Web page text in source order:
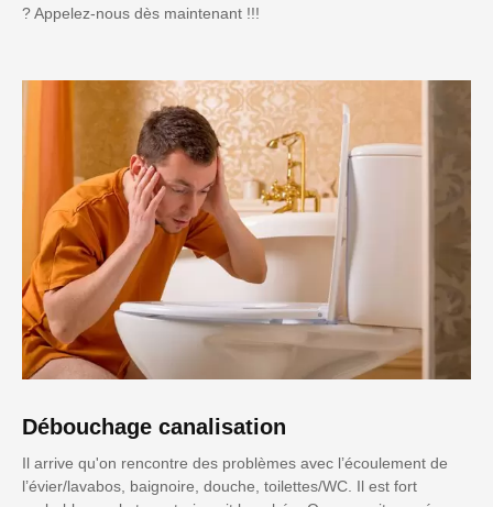
? Appelez-nous dès maintenant !!!
Débouchage canalisation
Il arrive qu'on rencontre des problèmes avec l’écoulement de
l’évier/lavabos, baignoire, douche, toilettes/WC. Il est fort